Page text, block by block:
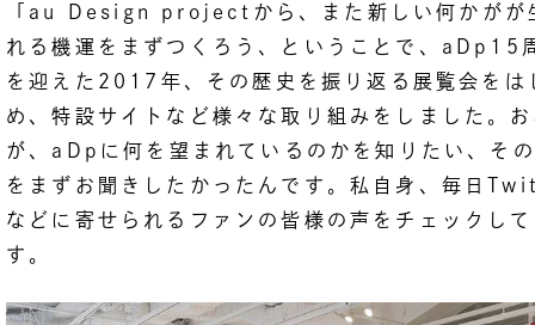
「au Design projectから、また新しい何かがが
れる機運をまずつくろう、ということで、aDp15
を迎えた2017年、その歴史を振り返る展覧会をは
め、特設サイトなど様々な取り組みをしました。
が、aDpに何を望まれているのかを知りたい、そ
をまずお聞きしたかったんです。私自身、毎日
などに寄せられるファンの皆様の声をチェックし
す。